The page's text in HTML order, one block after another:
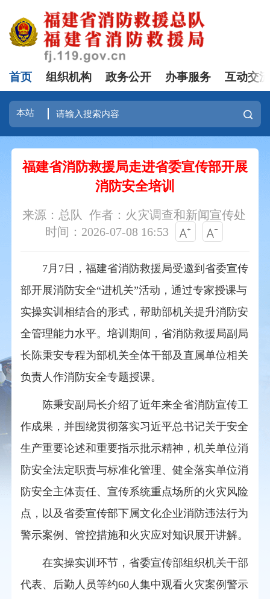
首页 组织机构 政务公开 办事服务 互动交
福建省消防救援局走进省委宣传部开展
消防安全培训
来源：总队
作者：火灾调查和新闻宣传处
时间：2026-07-08 16:53
7月7日，福建省消防救援局受邀到省委宣传
部开展消防安全“进机关”活动，通过专家授课与
实操实训相结合的形式，帮助部机关提升消防安
全管理能力水平。培训期间，省消防救援局副局
长陈秉安专程为部机关全体干部及直属单位相关
负责人作消防安全专题授课。
陈秉安副局长介绍了近年来全省消防宣传工
作成果，并围绕贯彻落实习近平总书记关于安全
生产重要论述和重要指示批示精神，机关单位消
防安全法定职责与标准化管理、健全落实单位消
防安全主体责任、宣传系统重点场所的火灾风险
点，以及省委宣传部下属文化企业消防违法行为
警示案例、管控措施和火灾应对知识展开讲解。
在实操实训环节，省委宣传部组织机关干部
代表、后勤人员等约60人集中观看火灾案例警示